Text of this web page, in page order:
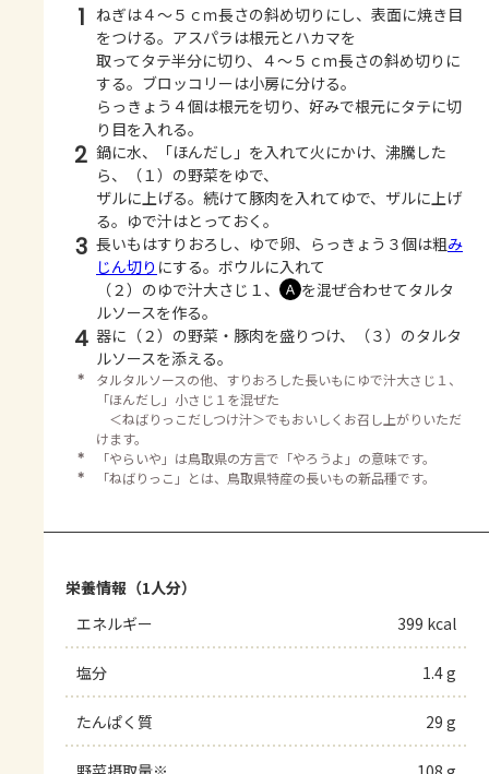
1 ねぎは４～５ｃｍ長さの斜め切りにし、表面に焼き目
をつける。アスパラは根元とハカマを
取ってタテ半分に切り、４～５ｃｍ長さの斜め切りに
する。ブロッコリーは小房に分ける。
らっきょう４個は根元を切り、好みで根元にタテに切
り目を入れる。
2 鍋に水、「ほんだし」を入れて火にかけ、沸騰した
ら、（１）の野菜をゆで、
ザルに上げる。続けて豚肉を入れてゆで、ザルに上げ
る。ゆで汁はとっておく。
3 長いもはすりおろし、ゆで卵、らっきょう３個は粗み
じん切り にする。ボウルに入れて
（２）のゆで汁大さじ１、
Ａ を混ぜ合わせてタルタ
ルソースを作る。
4 器に（２）の野菜・豚肉を盛りつけ、（３）のタルタ
ルソースを添える。
＊
タルタルソースの他、すりおろした長いもにゆで汁大さじ１、
「ほんだし」小さじ１を混ぜた
＜ねばりっこだしつけ汁＞でもおいしくお召し上がりいただ
けます。
＊
「やらいや」は鳥取県の方言で「やろうよ」の意味です。
＊
「ねばりっこ」とは、鳥取県特産の長いもの新品種です。
栄養情報（1人分）
エネルギー
399 kcal
塩分 1.4 g
たんぱく質 29 g